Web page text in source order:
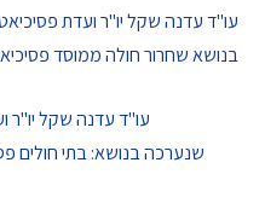
עו"ד עדנה שקל יו"ר ועדת
בנושא שחרור חולה ממוסד פסיכיאטרי.
עו"ד עדנה שקל יו"ר
שנערכה בנושא: בתי חולים